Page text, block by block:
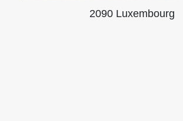
2090 Luxembourg